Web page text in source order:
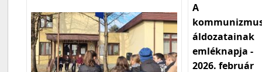
A
áldozatainak
emléknapja -
2026. február